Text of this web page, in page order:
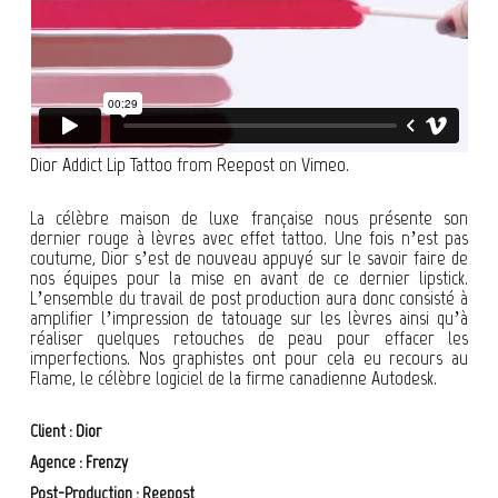
Dior Addict Lip Tattoo from Reeposton Vimeo.
La célèbre maison de luxe française nous présente son
dernier rouge à lèvres avec effet tattoo. Une fois n’est pas
coutume, Dior s’est de nouveau appuyé sur le savoir faire de
nos équipes pour la mise en avant de ce dernier lipstick.
L’ensemble du travail de post production aura donc consisté à
amplifier l’impression de tatouage sur les lèvres ainsi qu’à
réaliser quelques retouches de peau pour effacer les
imperfections. Nos graphistes ont pour cela eu recours au
Flame, le célèbre logiciel de la firme canadienne Autodesk.
Client : Dior
Agence : Frenzy
Post-Production : Reepost